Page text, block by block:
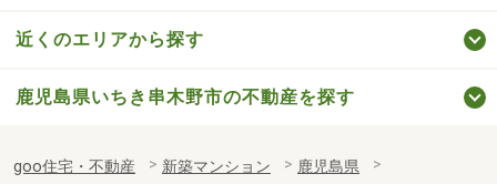
近くのエリアから探す
鹿児島県いちき串木野市の不動産を探す
goo住宅・不動産 新築マンション
鹿児島県